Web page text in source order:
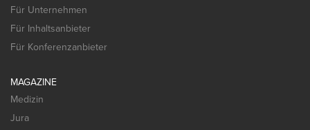
Für Unternehmen
Für Inhaltsanbieter
Für Konferenzanbieter
MAGAZINE
Medizin
Jura